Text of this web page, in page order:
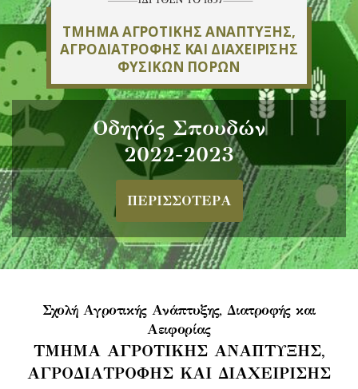
ΤΜΗΜΑ ΑΓΡΟΤΙΚΗΣ ΑΝΑΠΤΥΞΗΣ,
ΑΓΡΟΔΙΑΤΡΟΦΗΣ ΚΑΙ ΔΙΑΧΕΙΡΙΣΗΣ
ΦΥΣΙΚΩΝ ΠΟΡΩΝ
Οδηγός Σπουδών
2022-2023
ΠΕΡΙΣΣΟΤΕΡΑ
Σχολή Αγροτικής Ανάπτυξης, Διατροφής και
Αειφορίας
ΤΜΗΜΑ ΑΓΡΟΤΙΚΗΣ ΑΝΑΠΤΥΞΗΣ,
ΑΓΡΟΔΙΑΤΡΟΦΗΣ ΚΑΙ ΔΙΑΧΕΙΡΙΣΗΣ